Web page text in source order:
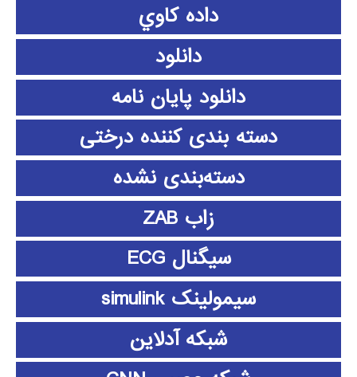
داده كاوي
دانلود
دانلود پايان نامه
دسته بندی کننده درختی
دسته‌بندی نشده
زاب ZAB
سیگنال ECG
سیمولینک simulink
شبکه آدلاین